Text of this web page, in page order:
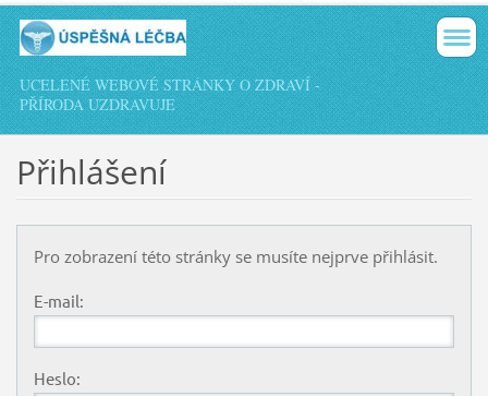
UCELENÉ WEBOVÉ STRÁNKY O ZDRAVÍ -
PŘÍRODA UZDRAVUJE
Přihlášení
Pro zobrazení této stránky se musíte nejprve přihlásit.
E-mail:
Heslo: